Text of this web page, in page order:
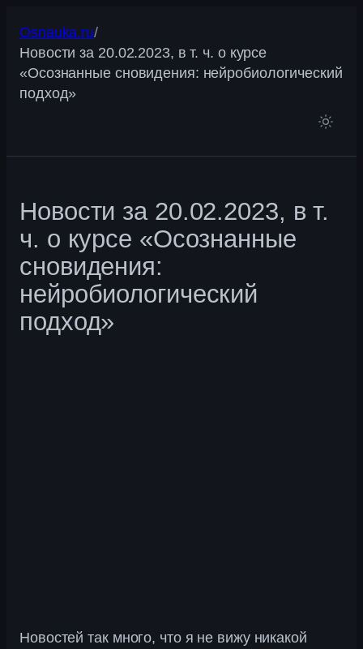
содержимому
Osnauka.ru/
Новости за 20.02.2023, в т. ч. о курсе
«Осознанные сновидения: нейробиологический
подход»
Новости за 20.02.2023, в т.
ч. о курсе «Осознанные
сновидения:
нейробиологический
подход»
Новостей так много, что я не вижу никакой